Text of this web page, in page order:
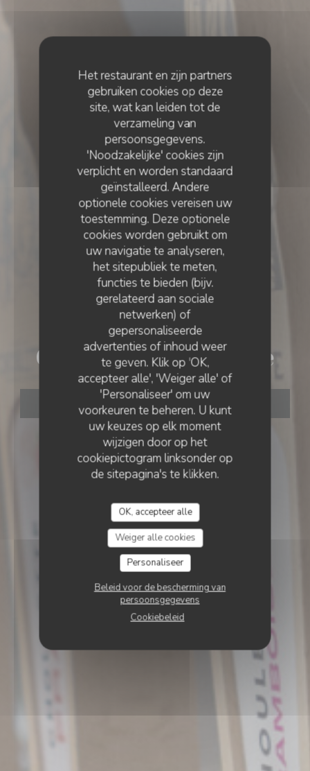
Het restaurant en zijn partners
gebruiken cookies op deze
site, wat kan leiden tot de
verzameling van
persoonsgegevens.
'Noodzakelijke' cookies zijn
verplicht en worden standaard
geïnstalleerd. Andere
optionele cookies vereisen uw
toestemming. Deze optionele
cookies worden gebruikt om
uw navigatie te analyseren,
het sitepubliek te meten,
functies te bieden (bijv.
gerelateerd aan sociale
netwerken) of
gepersonaliseerde
advertenties of inhoud weer
te geven. Klik op 'OK,
accepteer alle', 'Weiger alle' of
'Personaliseer' om uw
voorkeuren te beheren. U kunt
uw keuzes op elk moment
wijzigen door op het
cookiepictogram linksonder op
de sitepagina's te klikken.
OK, accepteer alle
Weiger alle cookies
Personaliseer
Beleid voor de bescherming van
persoonsgegevens
Cookiebeleid
BRASSERIE• HORDAIN
Choulette Expérience
RESERVEER EEN TAFEL